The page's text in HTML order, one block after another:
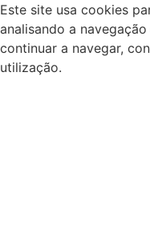
Este site usa cookies
analisando a
continuar a navegar,
utilização.